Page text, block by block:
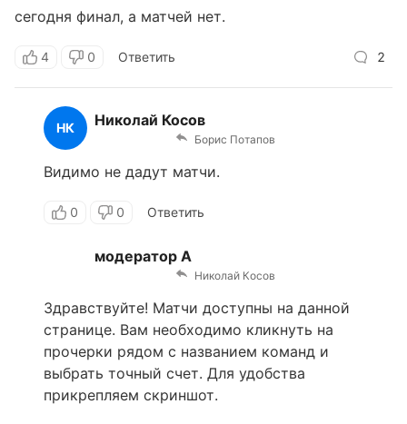
сегодня финал, а матчей нет.
4 0 Ответить 2
НК Николай Косов
Борис Потапов
Видимо не дадут матчи.
0 0 Ответить
модератор А
Николай Косов
Здравствуйте! Матчи доступны на данной
странице. Вам необходимо кликнуть на
прочерки рядом с названием команд и
выбрать точный счет. Для удобства
прикрепляем скриншот.